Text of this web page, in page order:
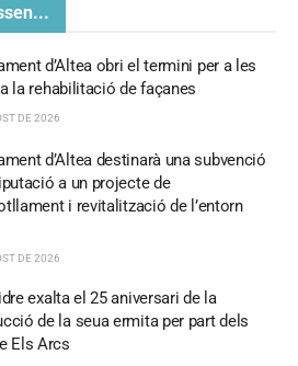
d’Altea obri el termini per a les
la rehabilitació de façanes
DE 2026
d’Altea destinarà una subvenció
a un projecte de
i revitalització de l’entorn
DE 2026
exalta el 25 aniversari de la
de la seua ermita per part dels
Els Arcs